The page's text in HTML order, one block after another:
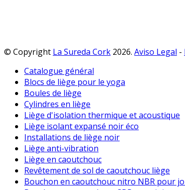
© Copyright La Sureda Cork 2026. Aviso Legal -
Catalogue général
Blocs de liège pour le yoga
Boules de liège
Cylindres en liège
Liège d'isolation thermique et acoustique
Liège isolant expansé noir éco
Installations de liège noir
Liège anti-vibration
Liège en caoutchouc
Revêtement de sol de caoutchouc liège
Bouchon en caoutchouc nitro NBR pour